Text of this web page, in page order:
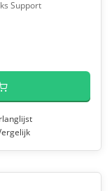
Support